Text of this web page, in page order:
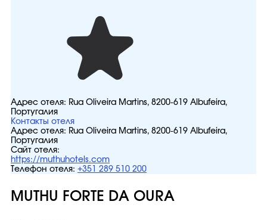
Адрес отеля: Rua Oliveira Martins, 8200-619 Albufeira,
Португалия
Контакты отеля
Адрес отеля: Rua Oliveira Martins, 8200-619 Albufeira,
Португалия
Сайт отеля:
https://muthuhotels.com
Телефон отеля: +351 289 510 200
MUTHU FORTE DA OURA